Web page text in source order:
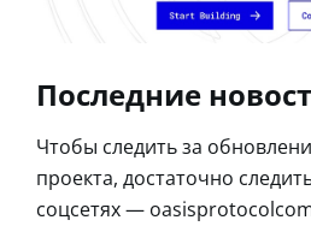
Последние
Чтобы следить за
проекта, достаточно
соцсетях —